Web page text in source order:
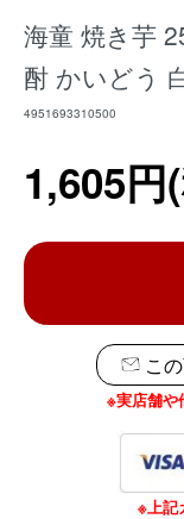
海童 焼き芋
酎 かいどう
4951693310500
1,605円
こ
※実店舗や
※上記